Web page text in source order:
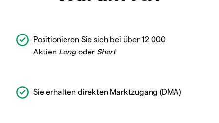
Positionieren Sie sich bei über 12 000
Aktien Longoder Short
Sie erhalten direkten Marktzugang (DMA)